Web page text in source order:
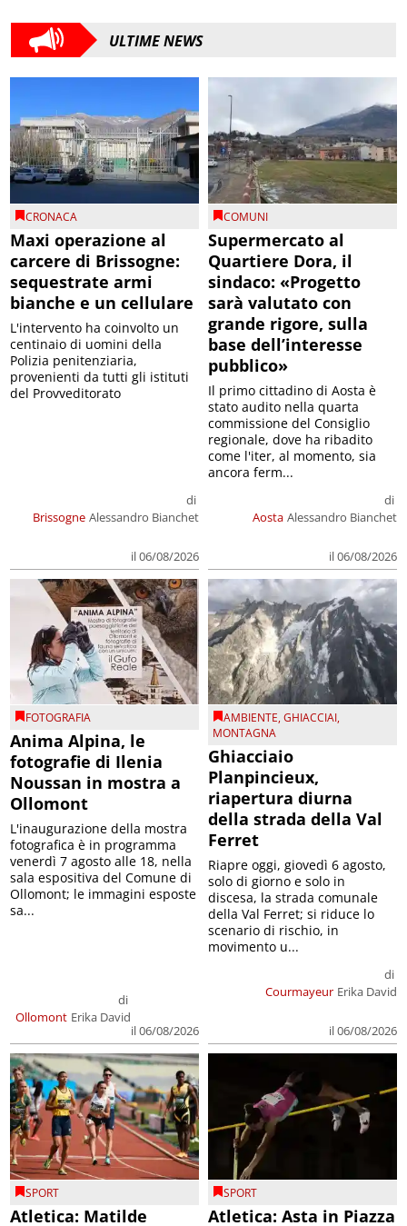
ULTIME NEWS
CRONACA
Maxi operazione al
carcere di Brissogne:
sequestrate armi
bianche e un cellulare
Brissogne
di
Alessandro Bianchet
il 06/08/2026
L'intervento ha coinvolto un
centinaio di uomini della
Polizia penitenziaria,
provenienti da tutti gli istituti
del Provveditorato
COMUNI
Supermercato al
Quartiere Dora, il
sindaco: «Progetto
sarà valutato con
grande rigore, sulla
base dell’interesse
pubblico»
Aosta
di
Alessandro Bianchet
il 06/08/2026
Il primo cittadino di Aosta è
stato audito nella quarta
commissione del Consiglio
regionale, dove ha ribadito
come l'iter, al momento, sia
ancora ferm...
FOTOGRAFIA
Anima Alpina, le
fotografie di Ilenia
Noussan in mostra a
Ollomont
Ollomont
di
Erika David
il 06/08/2026
L'inaugurazione della mostra
fotografica è in programma
venerdì 7 agosto alle 18, nella
sala espositiva del Comune di
Ollomont; le immagini esposte
sa...
AMBIENTE,GHIACCIAI,
MONTAGNA
Ghiacciaio
Planpincieux,
riapertura diurna
della strada della Val
Ferret
Courmayeur
di
Erika David
il 06/08/2026
Riapre oggi, giovedì 6 agosto,
solo di giorno e solo in
discesa, la strada comunale
della Val Ferret; si riduce lo
scenario di rischio, in
movimento u...
SPORT
Atletica: Matilde
SPORT
Atletica: Asta in Piazza